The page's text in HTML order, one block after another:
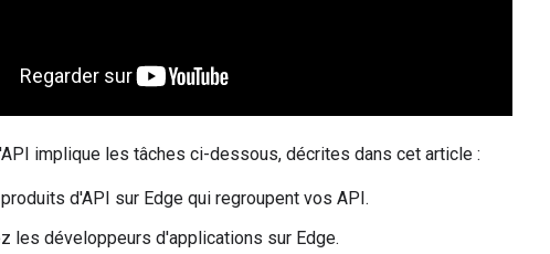
implique les tâches ci-dessous, décrites dans cet article :
d'API sur Edge qui regroupent vos API.
les développeurs d'applications sur Edge.